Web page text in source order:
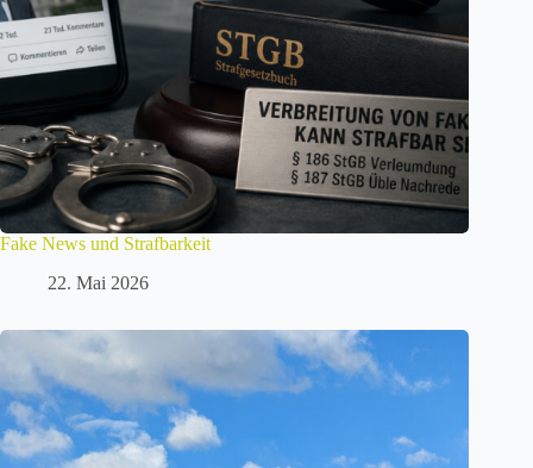
Fake News und Strafbarkeit
22. Mai 2026